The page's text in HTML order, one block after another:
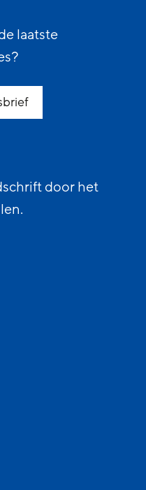
laatste
door het